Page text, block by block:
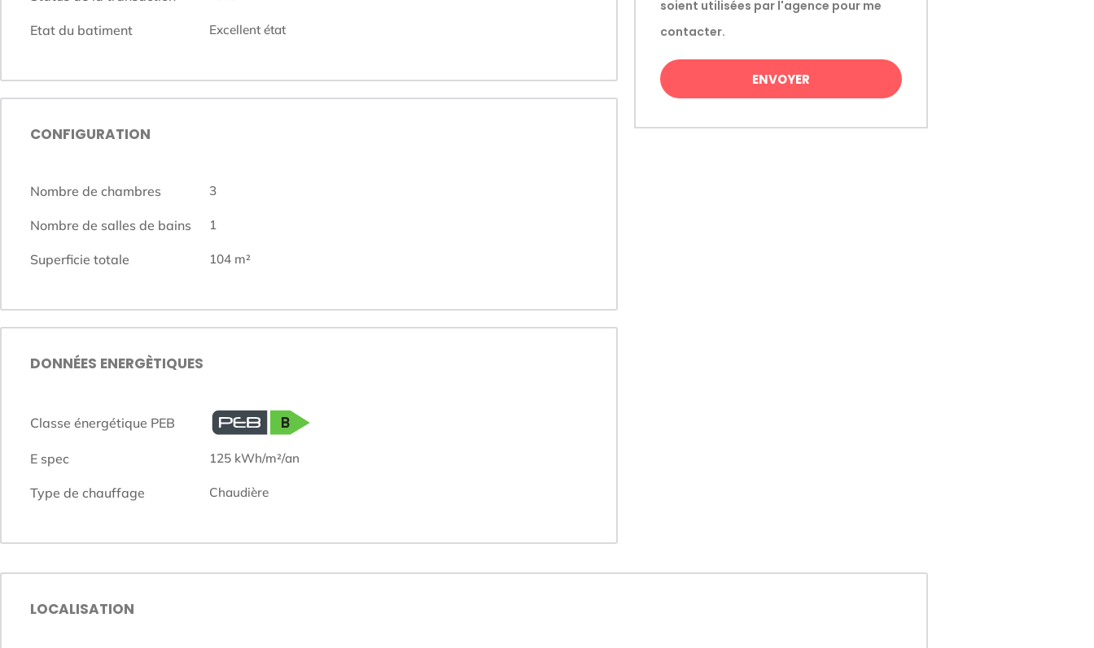
Etat du batiment Excellent état
CONFIGURATION
Nombre de chambres 3
Nombre de salles de bains 1
Superficie totale 104 m²
DONNÉES ENERGÈTIQUES
Classe énergétique PEB
E spec 125 kWh/m²/an
Type de chauffage chaudière
soient utilisées par l'agence pour me
contacter.
ENVOYER
LOCALISATION